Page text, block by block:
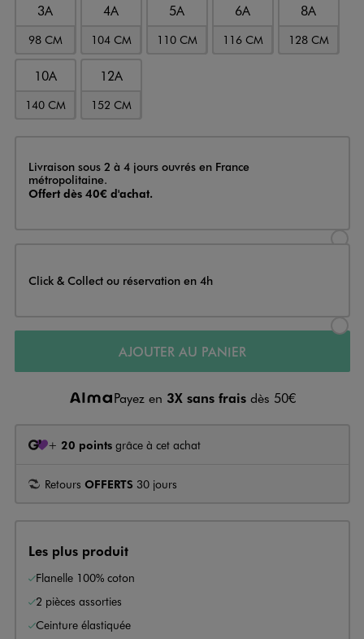
3A
98 CM
4A
104 CM
5A
110 CM
6A
116 CM
8A
128 CM
10A
140 CM
12A
152 CM
Livraison
Livraison sous 2 à 4 jours ouvrés en France
métropolitaine.
Offert dès 40€ d'achat.
Click & Collect ou réservation en 4h
AJOUTER AU PANIER
Payez en 3X sans frais dès 50€
+ 20 points grâce à cet achat
Retours OFFERTS 30 jours
Les plus produit
Flanelle 100% coton
2 pièces assorties
Ceinture élastiquée